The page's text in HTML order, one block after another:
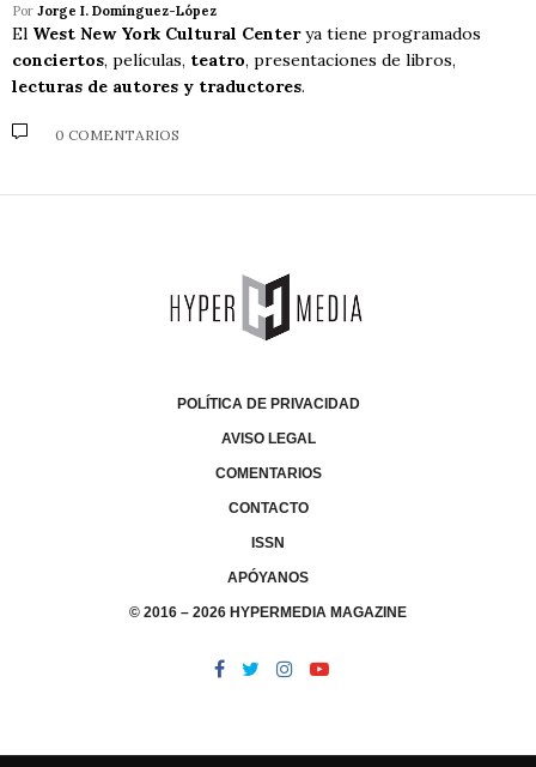
Por Jorge I. Domínguez-López
El West New York Cultural Centerya tiene programados
conciertos, películas, teatro, presentaciones de libros,
lecturas de autores y traductores.
0 COMENTARIOS
POLÍTICA DE PRIVACIDAD
AVISO LEGAL
COMENTARIOS
CONTACTO
ISSN
APÓYANOS
© 2016 – 2026 HYPERMEDIA MAGAZINE